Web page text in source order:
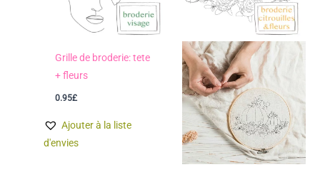
Grille de broderie: tete
+ fleurs
0.95£
Ajouter à la liste
d'envies